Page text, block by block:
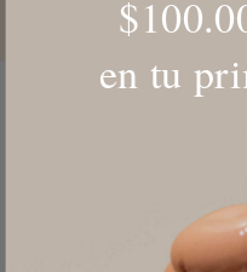
en tu